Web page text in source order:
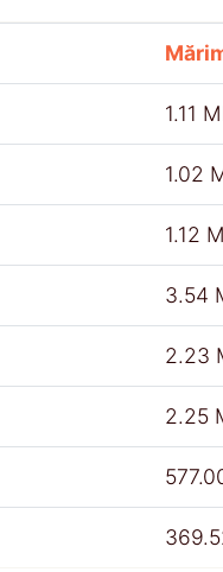
1.11
1.02
1.12
3.54
2.23
2.25